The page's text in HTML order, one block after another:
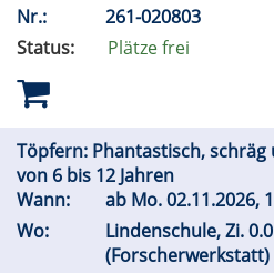
Nr.:
261-020803
Status:
Plätze frei
Töpfern: Phantastisch,
von 6 bis 12 Jahren
Wann:
ab Mo.02.11.2026,
Wo:
Lindenschule, Zi.
(Forscherwerkstatt)